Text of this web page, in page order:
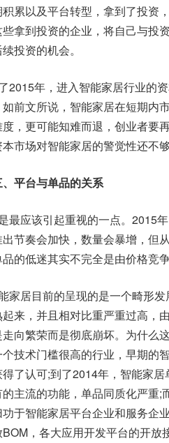
累以及平台转型，拿到了投资
拿到投资的企业，将自己与投
投资的机会。
2015年，进入智能家居行业的
如前文所说，智能家居在短期内
，更可能知难而退，创业者要
市场对智能家居的警觉性还不
台与单品的关系
最应该引起重视的一点。2015
节奏会加快，数量会暴增，但
的低迷其实不完全是由价格竞
家居目前的呈现的是一个畸形
起来，并且相对比重严重过高，
向繁荣而是彻底崩坏。为什么
技术门槛很高的行业，早期的
了认可;到了2014年，智能家
主流的功能，单品同质化严重
功于智能家居平台企业和服务企
BOM，各大应用开发平台的开